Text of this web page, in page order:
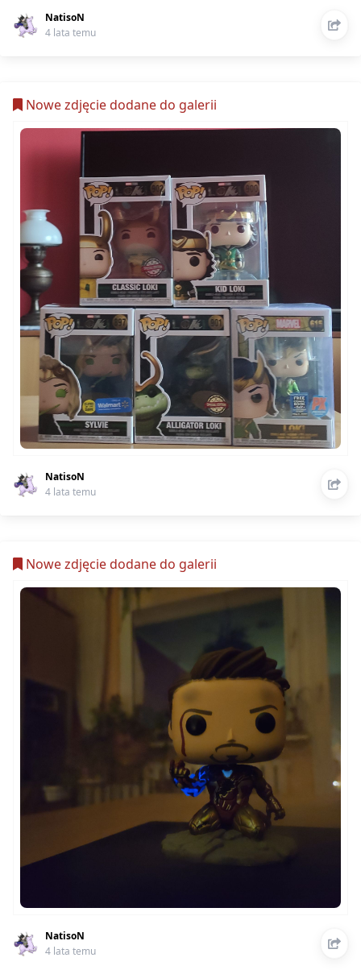
NatisoN
4 lata temu
Nowe zdjęcie dodane do galerii
NatisoN
4 lata temu
Nowe zdjęcie dodane do galerii
NatisoN
4 lata temu